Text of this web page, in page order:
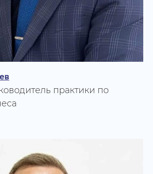
практики по